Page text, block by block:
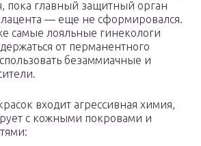
пока главный защитный орган
— еще не сформировался.
самые лояльные гинекологи
от перманентного
безаммиачные и
входит агрессивная химия,
с кожными покровами и